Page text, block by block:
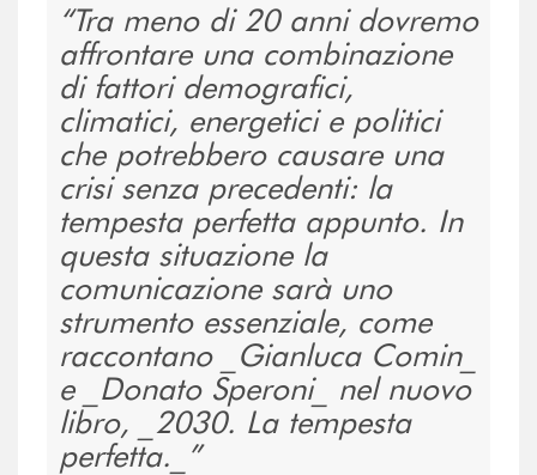
Tra meno di 20 anni dovremo
affrontare una combinazione
di fattori demografici,
climatici, energetici e politici
che potrebbero causare una
crisi senza precedenti: la
tempesta perfetta appunto. In
questa situazione la
comunicazione sarà uno
strumento essenziale, come
raccontano _Gianluca Comin_
e _Donato Speroni_ nel nuovo
libro, _2030. La tempesta
perfetta._